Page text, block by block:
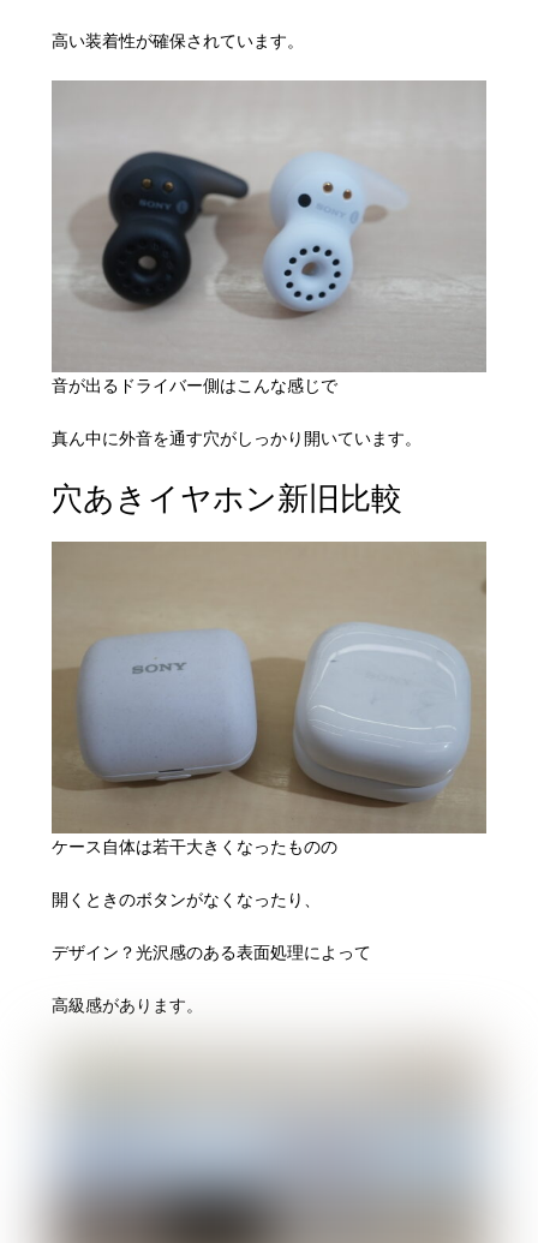
高い装着性が確保されています。
音が出るドライバー側はこんな感じで
真ん中に外音を通す穴がしっかり開いています。
穴あきイヤホン新旧比較
ケース自体は若干大きくなったものの
開くときのボタンがなくなったり、
デザイン？光沢感のある表面処理によって
高級感があります。